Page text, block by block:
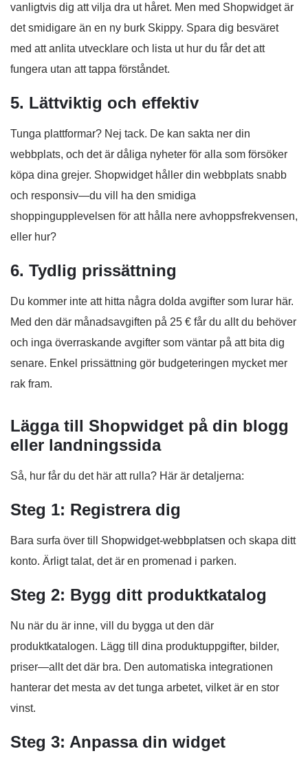
vanligtvis dig att vilja dra ut håret. Men med Shopwidget är
det smidigare än en ny burk Skippy. Spara dig besväret
med att anlita utvecklare och lista ut hur du får det att
fungera utan att tappa förståndet.
5. Lättviktig och effektiv
Tunga plattformar? Nej tack. De kan sakta ner din
webbplats, och det är dåliga nyheter för alla som försöker
köpa dina grejer. Shopwidget håller din webbplats snabb
och responsiv—du vill ha den smidiga
shoppingupplevelsen för att hålla nere avhoppsfrekvensen,
eller hur?
6. Tydlig prissättning
Du kommer inte att hitta några dolda avgifter som lurar här.
Med den där månadsavgiften på 25 € får du allt du behöver
och inga överraskande avgifter som väntar på att bita dig
senare. Enkel prissättning gör budgeteringen mycket mer
rak fram.
Lägga till Shopwidget på din blogg
eller landningssida
Så, hur får du det här att rulla? Här är detaljerna:
Steg 1: Registrera dig
Bara surfa över till Shopwidget-webbplatsen och skapa ditt
konto. Ärligt talat, det är en promenad i parken.
Steg 2: Bygg ditt produktkatalog
Nu när du är inne, vill du bygga ut den där
produktkatalogen. Lägg till dina produktuppgifter, bilder,
priser—allt det där bra. Den automatiska integrationen
hanterar det mesta av det tunga arbetet, vilket är en stor
vinst.
Steg 3: Anpassa din widget